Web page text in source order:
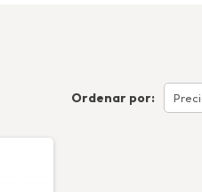
Ordenar por: